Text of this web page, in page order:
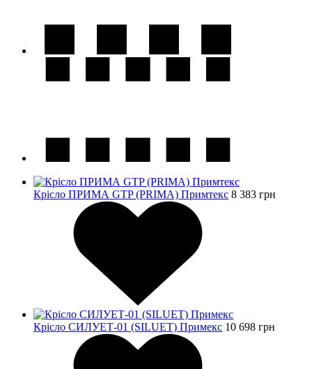
Крісло ПРИМА GTP (PRIMA) Примтекс 8 383 грн
Крісло СИЛУЕТ-01 (SILUET) Примекс 10 698 грн